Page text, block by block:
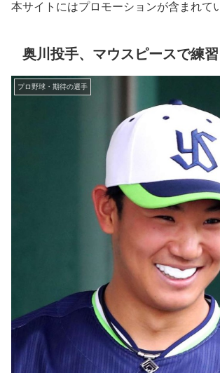
本サイトにはプロモーションが含まれて
奥川投手、マウスピースで練習
プロ野球・期待の選手